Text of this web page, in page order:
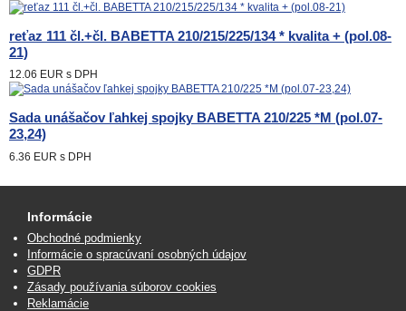
reťaz 111 čl.+čl. BABETTA 210/215/225/134 * kvalita + (pol.08-
21)
12.06 EUR s DPH
Sada unášačov ľahkej spojky BABETTA 210/225 *M (pol.07-
23,24)
6.36 EUR s DPH
Informácie
Obchodné podmienky
Informácie o spracúvaní osobných údajov
GDPR
Zásady používania súborov cookies
Reklamácie